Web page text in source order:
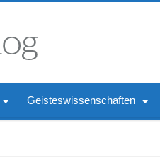
Geisteswissenschaften